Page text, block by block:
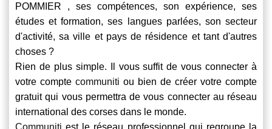
POMMIER , ses compétences, son expérience, ses
études et formation, ses langues parlées, son secteur
d'activité, sa ville et pays de résidence et tant d'autres
choses ?
Rien de plus simple. Il vous suffit de vous connecter à
votre compte communiti ou bien de créer votre compte
gratuit qui vous permettra de vous connecter au réseau
international des corses dans le monde.
Communiti est le réseau professionnel qui regroupe la